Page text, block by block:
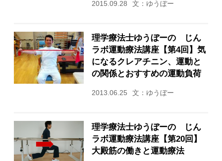
2015.09.28 文：ゆうぼー
理学療法士ゆうぼーの じん
ラボ運動療法講座【第4回】気
になるクレアチニン、運動と
の関係とおすすめの運動負荷
2013.06.25 文：ゆうぼー
理学療法士ゆうぼーの じん
ラボ運動療法講座【第20回】
大殿筋の働きと運動療法